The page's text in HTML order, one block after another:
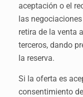
aceptación o el
las
retira de la venta
terceros, dando
la reserva.
Si la oferta es
consentimiento